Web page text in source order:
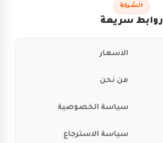
الشركة
روابط سريعة
الاسعار
من نحن
سياسة الخصوصية
سياسة الاسترجاع